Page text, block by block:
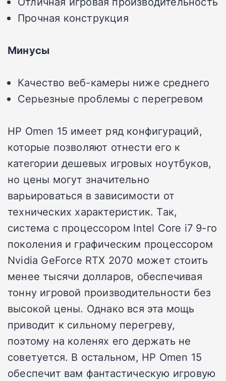
Прочная конструкция
Минусы
Качество веб-камеры ниже среднего
Серьезные проблемы с перегревом
HP Omen 15 имеет ряд конфигураций,
которые позволяют отнести его к
категории дешевых игровых ноутбуков,
но цены могут значительно
варьироваться в зависимости от
технических характеристик. Так,
система с процессором Intel Core i7 9-го
поколения и графическим процессором
Nvidia GeForce RTX 2070 может стоить
менее тысячи долларов, обеспечивая
тонну игровой производительности без
высокой цены. Однако вся эта мощь
приводит к сильному перегреву,
поэтому на коленях его держать не
советуется. В остальном, HP Omen 15
обеспечит вам фантастическую игровую